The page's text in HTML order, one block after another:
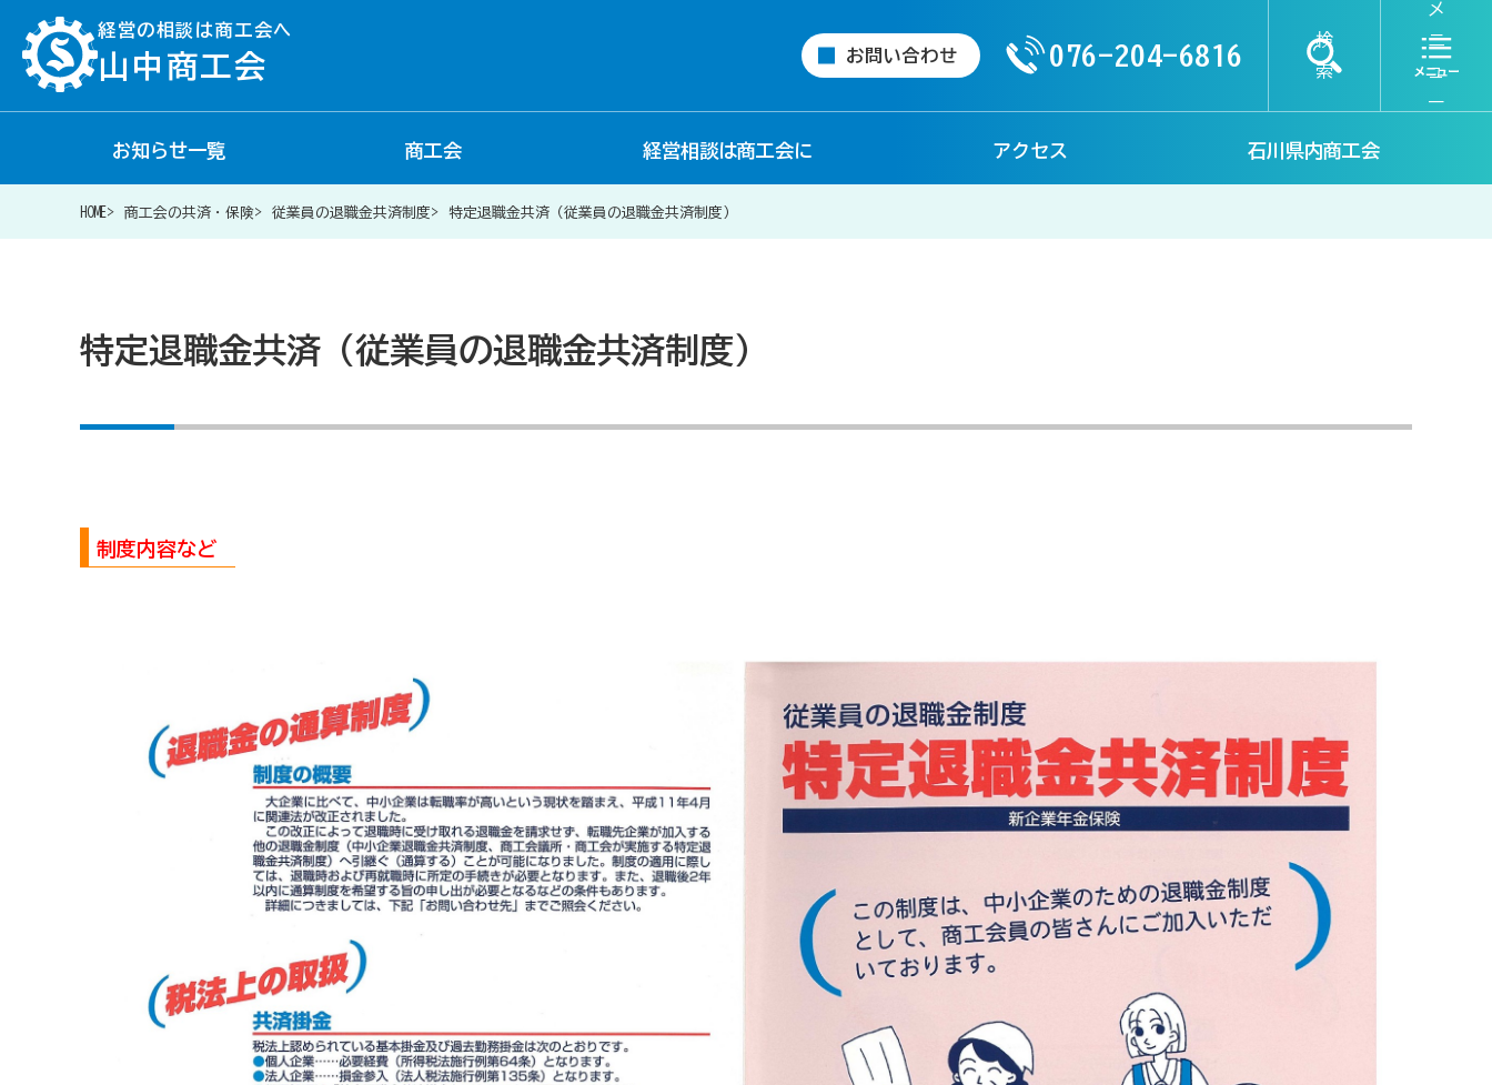
経営の相談は商工会へ
山中商工会 お問い合わせ 076-204-6816
検
索
メ
ニ
ュ
ー
お知らせ一覧 商工会 経営相談は商工会に アクセス 石川県内商工会
HOME 商工会の共済・保険 従業員の退職金共済制度 特定退職金共済（従業員の退職金共済制度）
特定退職金共済（従業員の退職金共済制度）
制度内容など
経営相談は商工会に
商工会が扱う融資・金融制度
商工会の共済・保険
海外PL保険(国内補償は、ビジネス総合保険へ）
病気やケガで働けない場合の所得を補償（休業補償制度） 全国商工会連合会会員福祉共済「がん」重点補償
万が一の「労働災害」と使用者賠償補償がセットの保険（商工会の業務災害保険）
海外での知財係争による経営リスクから皆様をお守りします（海外知財訴訟費用保険制度） 事業活動のリスクを全て備えた保険（ビジネス総合保険）
情報漏えいリスクの備えに（情報漏えい保険）
[商工会員限定]初期費用も月額料金も0円!「グーペ」なら、ホームページが無料で作れます。 メリットがいっぱい、労働保険事務
商工会が扱う検定
リテールマーケティング（販売士）検定試験